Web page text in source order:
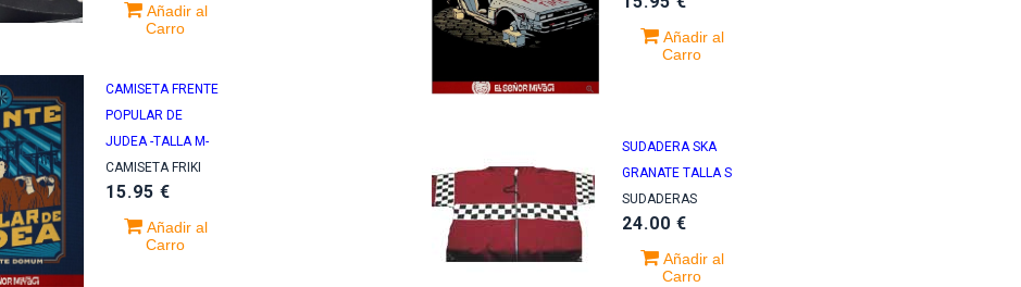
Mago de Oz
DIABULUS IN
OPERA -2CD +2DVD
+ LIBRO-
39.95 €
Añadir al
Carro
CAMISETA FRENTE
POPULAR DE
JUDEA -TALLA M-
CAMISETA FRIKI
15.95 €
Añadir al
Carro
Añadir al
Carro
SUDADERA SKA
GRANATE TALLA S
SUDADERAS
24.00 €
Añadir al
Carro